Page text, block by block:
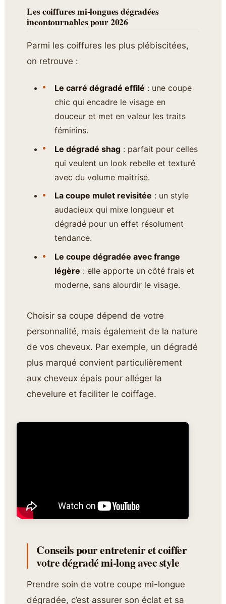
Les coiffures mi-longues dégradées
incontournables pour 2026
Parmi les coiffures les plus plébiscitées,
on retrouve :
Le carré dégradé effilé : une coupe
chic qui encadre le visage en
douceur et met en valeur les traits
féminins.
Le dégradé shag: parfait pour celles
qui veulent un look rebelle et texturé
avec du volume maitrisé.
La coupe mulet revisitée : un style
audacieux qui mixe longueur et
dégradé pour un effet résolument
tendance.
Le coupe dégradée avec frange
légère : elle apporte un côté frais et
moderne, sans alourdir le visage.
Choisir sa coupe dépend de votre
personnalité, mais également de la nature
de vos cheveux. Par exemple, un dégradé
plus marqué convient particulièrement
aux cheveux épais pour alléger la
chevelure et faciliter le coiffage.
Conseils pour entretenir et coiffer
votre dégradé mi-long avec style
Prendre soin de votre coupe mi-longue
dégradée, c’est assurer son éclat et sa